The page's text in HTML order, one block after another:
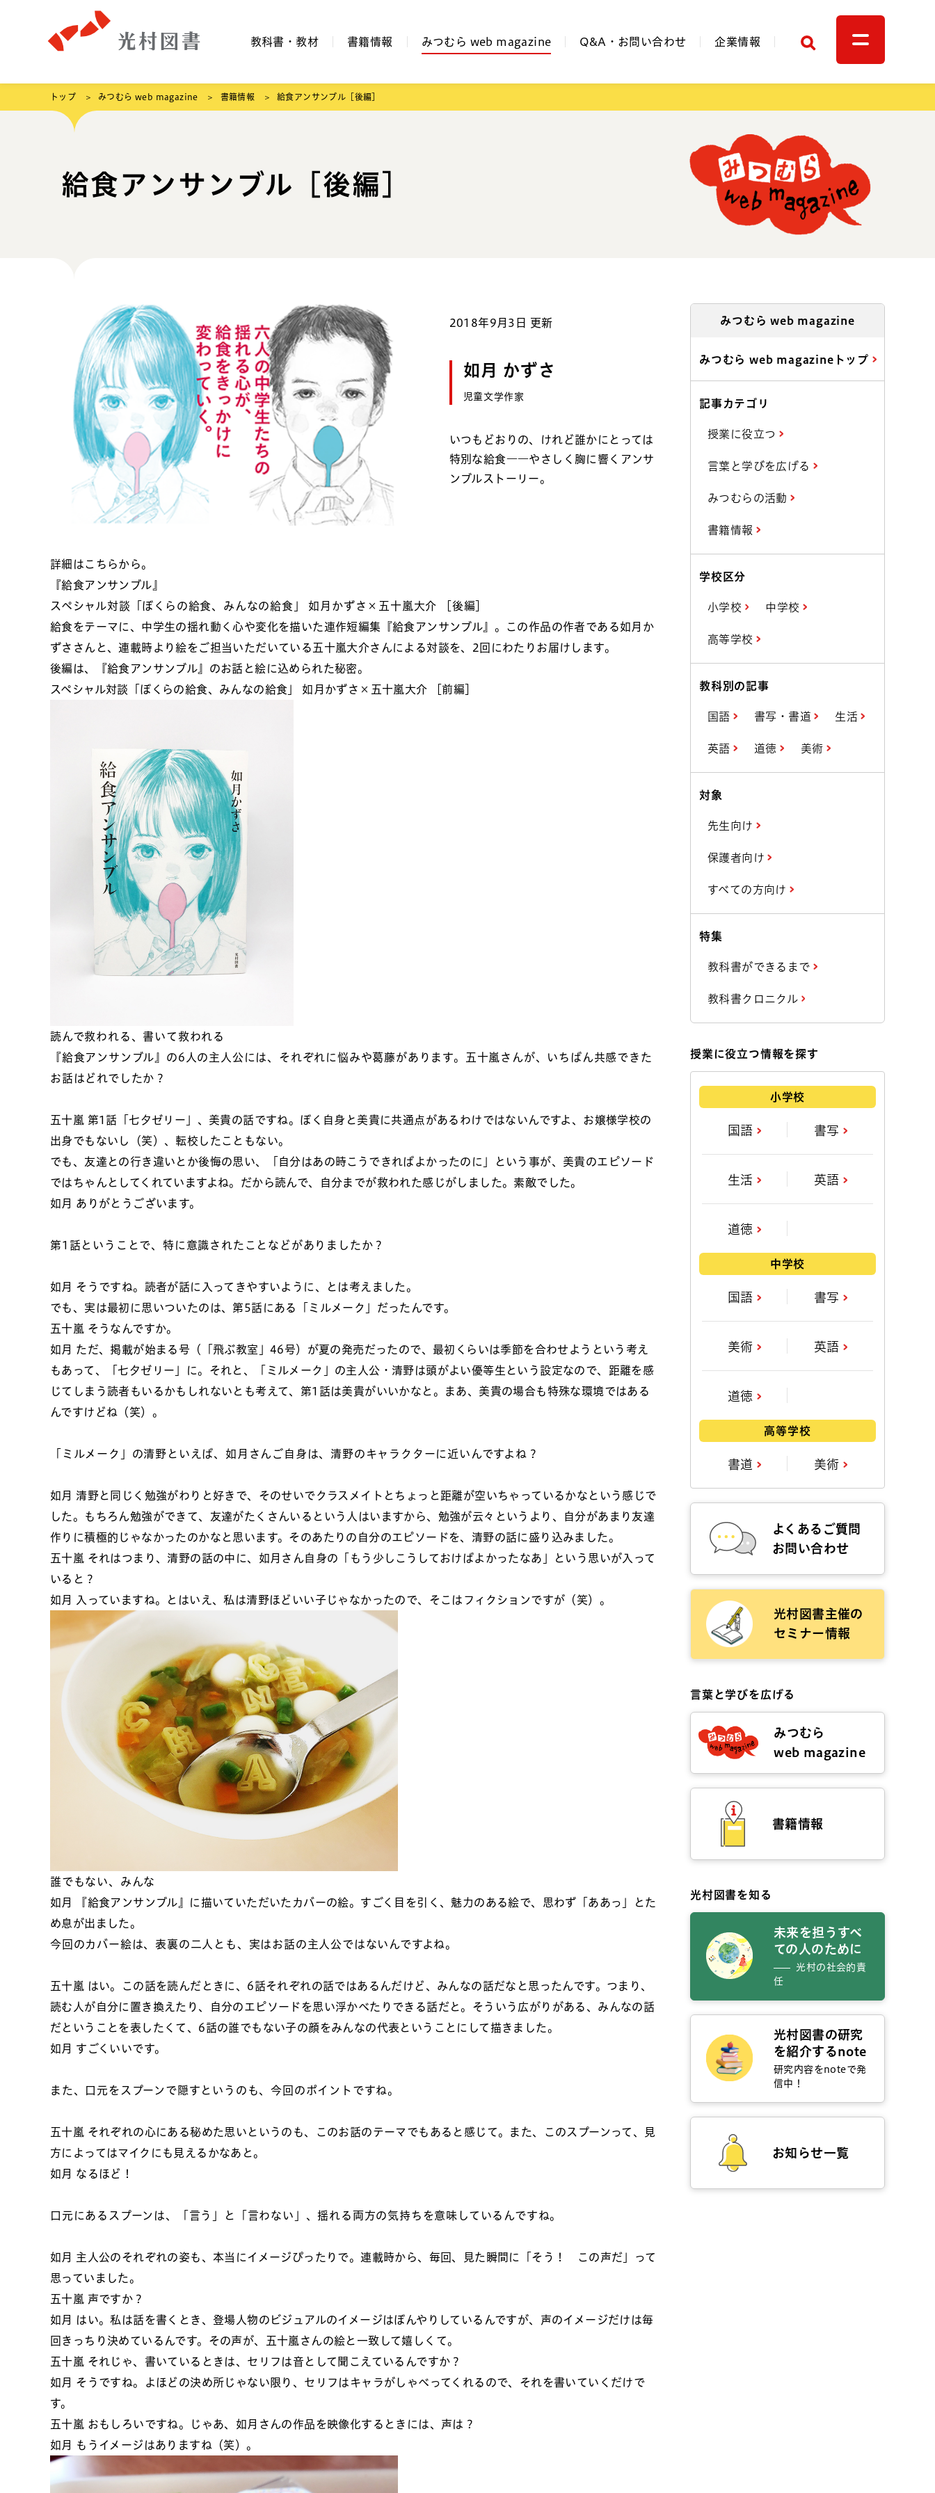
教科書・教材 書籍情報 みつむら web magazine Q&A・お問い合わせ 企業情報 検索
トップ みつむら web magazine 書籍情報 給食アンサンブル［後編］
給食アンサンブル［後編］
2018年9月3日 更新
如月 かずさ
児童文学作家
いつもどおりの、けれど誰かにとっては
特別な給食――やさしく胸に響くアンサ
ンブルストーリー。
詳細はこちらから。
『給食アンサンブル』
スペシャル対談「ぼくらの給食、みんなの給食」 如月かずさ×五十嵐大介 ［後編］
給食をテーマに、中学生の揺れ動く心や変化を描いた連作短編集『給食アンサンブル』。この作品の作者である如月か
ずささんと、連載時より絵をご担当いただいている五十嵐大介さんによる対談を、2回にわたりお届けします。
後編は、『給食アンサンブル』のお話と絵に込められた秘密。
スペシャル対談「ぼくらの給食、みんなの給食」 如月かずさ×五十嵐大介 ［前編］
読んで救われる、書いて救われる
『給食アンサンブル』の6人の主人公には、それぞれに悩みや葛藤があります。五十嵐さんが、いちばん共感できた
お話はどれでしたか？
五十嵐 第1話「七夕ゼリー」、美貴の話ですね。ぼく自身と美貴に共通点があるわけではないんですよ、お嬢様学校の
出身でもないし（笑）、転校したこともない。
でも、友達との行き違いとか後悔の思い、「自分はあの時こうできればよかったのに」という事が、美貴のエピソード
ではちゃんとしてくれていますよね。だから読んで、自分までが救われた感じがしました。素敵でした。
如月
ありがとうございます。
第1話ということで、特に意識されたことなどがありましたか？
如月
そうですね。読者が話に入ってきやすいように、とは考えました。
でも、実は最初に思いついたのは、第5話にある「ミルメーク」だったんです。
五十嵐 そうなんですか。
如月
ただ、掲載が始まる号（「飛ぶ教室」46号）が夏の発売だったので、最初くらいは季節を合わせようという考え
もあって、「七夕ゼリー」に。それと、「ミルメーク」の主人公・清野は頭がよい優等生という設定なので、距離を感
じてしまう読者もいるかもしれないとも考えて、第1話は美貴がいいかなと。まあ、美貴の場合も特殊な環境ではある
んですけどね（笑）。
「ミルメーク」の清野といえば、如月さんご自身は、清野のキャラクターに近いんですよね？
如月
清野と同じく勉強がわりと好きで、そのせいでクラスメイトとちょっと距離が空いちゃっているかなという感じで
した。もちろん勉強ができて、友達がたくさんいるという人はいますから、勉強が云々というより、自分があまり友達
作りに積極的じゃなかったのかなと思います。そのあたりの自分のエピソードを、清野の話に盛り込みました。
五十嵐 それはつまり、清野の話の中に、如月さん自身の「もう少しこうしておけばよかったなあ」という思いが入って
いると？
如月
入っていますね。とはいえ、私は清野ほどいい子じゃなかったので、そこはフィクションですが（笑）。
誰でもない、みんな
如月
『給食アンサンブル』に描いていただいたカバーの絵。すごく目を引く、魅力のある絵で、思わず「ああっ」とた
め息が出ました。
今回のカバー絵は、表裏の二人とも、実はお話の主人公ではないんですよね。
五十嵐 はい。この話を読んだときに、6話それぞれの話ではあるんだけど、みんなの話だなと思ったんです。つまり、
読む人が自分に置き換えたり、自分のエピソードを思い浮かべたりできる話だと。そういう広がりがある、みんなの話
だということを表したくて、6話の誰でもない子の顔をみんなの代表ということにして描きました。
如月
すごくいいです。
また、口元をスプーンで隠すというのも、今回のポイントですね。
五十嵐 それぞれの心にある秘めた思いというのも、このお話のテーマでもあると感じて。また、このスプーンって、見
方によってはマイクにも見えるかなあと。
如月
なるほど！
口元にあるスプーンは、「言う」と「言わない」、揺れる両方の気持ちを意味しているんですね。
如月
主人公のそれぞれの姿も、本当にイメージぴったりで。連載時から、毎回、見た瞬間に「そう！ この声だ」って
思っていました。
五十嵐 声ですか？
如月
はい。私は話を書くとき、登場人物のビジュアルのイメージはぼんやりしているんですが、声のイメージだけは毎
回きっちり決めているんです。その声が、五十嵐さんの絵と一致して嬉しくて。
五十嵐 それじゃ、書いているときは、セリフは音として聞こえているんですか？
如月
そうですね。よほどの決め所じゃない限り、セリフはキャラがしゃべってくれるので、それを書いていくだけで
す。
五十嵐 おもしろいですね。じゃあ、如月さんの作品を映像化するときには、声は？
如月
もうイメージはありますね（笑）。
みつむら web magazine
みつむら web magazineトップ
記事カテゴリ
授業に役立つ
言葉と学びを広げる
みつむらの活動
書籍情報
学校区分
小学校 中学校
高等学校
教科別の記事
国語 書写・書道 生活
英語 道徳 美術
対象
先生向け
保護者向け
すべての方向け
特集
教科書ができるまで
教科書クロニクル
授業に役立つ情報を探す
小学校
国語 書写
生活 英語
道徳
中学校
国語 書写
美術 英語
道徳
高等学校
書道 美術
よくあるご質問
お問い合わせ
光村図書主催の
セミナー情報
言葉と学びを広げる
みつむら
web magazine
書籍情報
光村図書を知る
未来を担うすべ
ての人のために
光村の社会的責
任
光村図書の研究
を紹介するnote
研究内容をnoteで発
信中！
お知らせ一覧